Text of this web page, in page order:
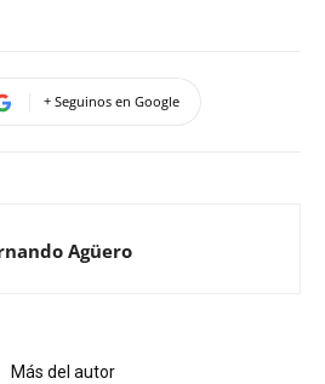
+ Seguinos en Google
Agüero
Más del autor